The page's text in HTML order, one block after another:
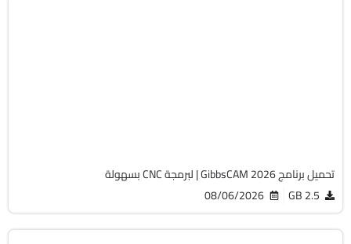
تحميل برنامج GibbsCAM 2026 | لبرمجة CNC بسهولة
2.5 GB
08/06/2026